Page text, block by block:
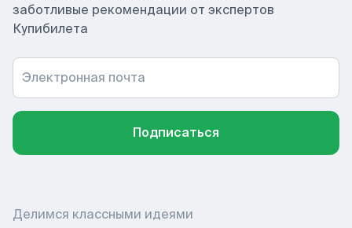
заботливые рекомендации от экспертов
Купибилета
Электронная почта
Подписаться
Делимся классными идеями